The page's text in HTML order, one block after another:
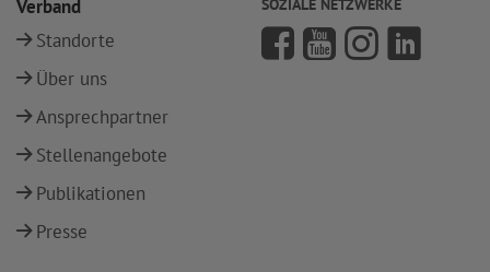
Verband
Standorte
Über uns
Ansprechpartner
Stellenangebote
Publikationen
Presse
SOZIALE NETZWERKE